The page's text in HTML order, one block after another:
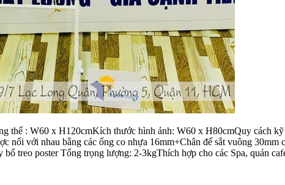
thể : W60 x H120cmKích thước hình ảnh: W60 x H80cmQuy cách
nối với nhau bằng các ống co nhựa 16mm+Chân đế sắt vuông
treo poster Tổng trọng lượng: 2-3kgThích hợp cho các Spa, quán